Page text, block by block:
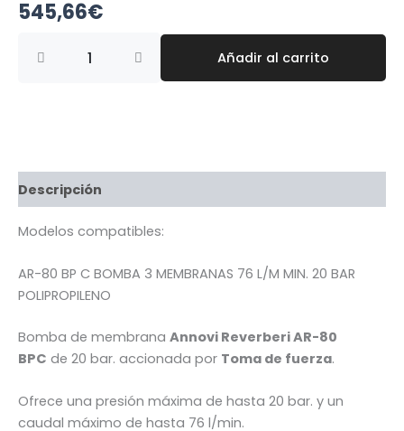
545,66€
ANNOVI
80,
20
BARES
76
cantidad
Añadir al carrito
Descripción
Modelos compatibles:
AR-80 BP C BOMBA 3 MEMBRANAS 76 L/M MIN. 20 BAR
POLIPROPILENO
Bomba de membrana Annovi Reverberi AR-80
BPC de 20 bar. accionada por Toma de fuerza.
Ofrece una presión máxima de hasta 20 bar. y un
caudal máximo de hasta 76 l/min.